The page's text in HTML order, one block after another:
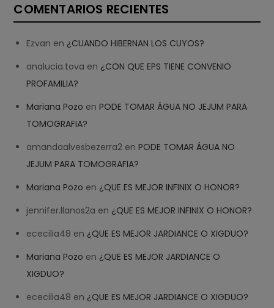
COMENTARIOS RECIENTES
Ezvan en ¿CUANDO HIBERNAN LOS CUYOS?
analucia.tova en ¿CON QUE EPS TIENE CONVENIO
PROFAMILIA?
Mariana Pozo enPODE TOMAR ÁGUA NO JEJUM PARA
TOMOGRAFIA?
amandaalvesbezerra2 enPODE TOMAR ÁGUA NO
JEJUM PARA TOMOGRAFIA?
Mariana Pozo en ¿QUE ES MEJOR INFINIX O HONOR?
jennifer.llanos2a en ¿QUE ES MEJOR INFINIX O HONOR?
ececilia48 en ¿QUE ES MEJOR JARDIANCE O XIGDUO?
Mariana Pozo en ¿QUE ES MEJOR JARDIANCE O
XIGDUO?
ececilia48 en ¿QUE ES MEJOR JARDIANCE O XIGDUO?